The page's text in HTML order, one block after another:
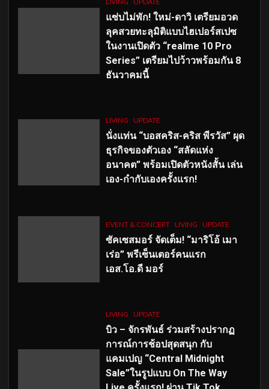
แซ่บไม่พัก! ใหม่-ดาวิ เตรียมอวด
ลุคสวยทะลุมิติแบบไฮเปอร์สเปซ
ในงานเปิดตัว “realme 10 Pro
Series” เตรียมไปว้าวพร้อมกัน 8
ธันวาคมนี้
LIVING UPDATE
นั่งแท่น “บอสคริส-คริส พีรวัส” ผุด
ธุรกิจของตัวเอง “สลัดแห่ง
อนาคต” พร้อมเปิดตัวหนังสั้น เล่น
เอง-กำกับเองครั้งแรก!
EVENT & CONCERT LIVING UPDATE
ซัคเซสมอร์ จัดเต็ม! “มาริโอ้ เมา
เร่อ” พรีเซ็นเตอร์คนแรก
เอส.โอ.ดี มอร์
LIVING UPDATE
บิว – จักรพันธ์ ร่วมสร้างปรากฏ
การณ์การช้อปสุดสนุก กับ
แคมเปญ “Central Midnight
Sale”ในรูปแบบ On The Way